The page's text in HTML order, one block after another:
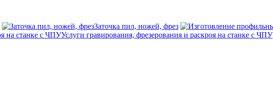
Заточка пил, ножей, фрез
Услуги гравирования, фрезерования и раскроя на станке с ЧПУ